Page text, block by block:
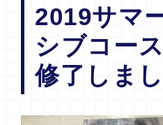
2019サマ
シブコー
修了しまし